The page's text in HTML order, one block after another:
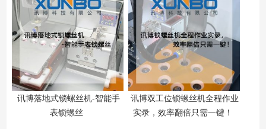
讯博落地式锁螺丝机-智能手
表锁螺丝
讯博双工位锁螺丝机全程作业
实录，效率翻倍只需一键！